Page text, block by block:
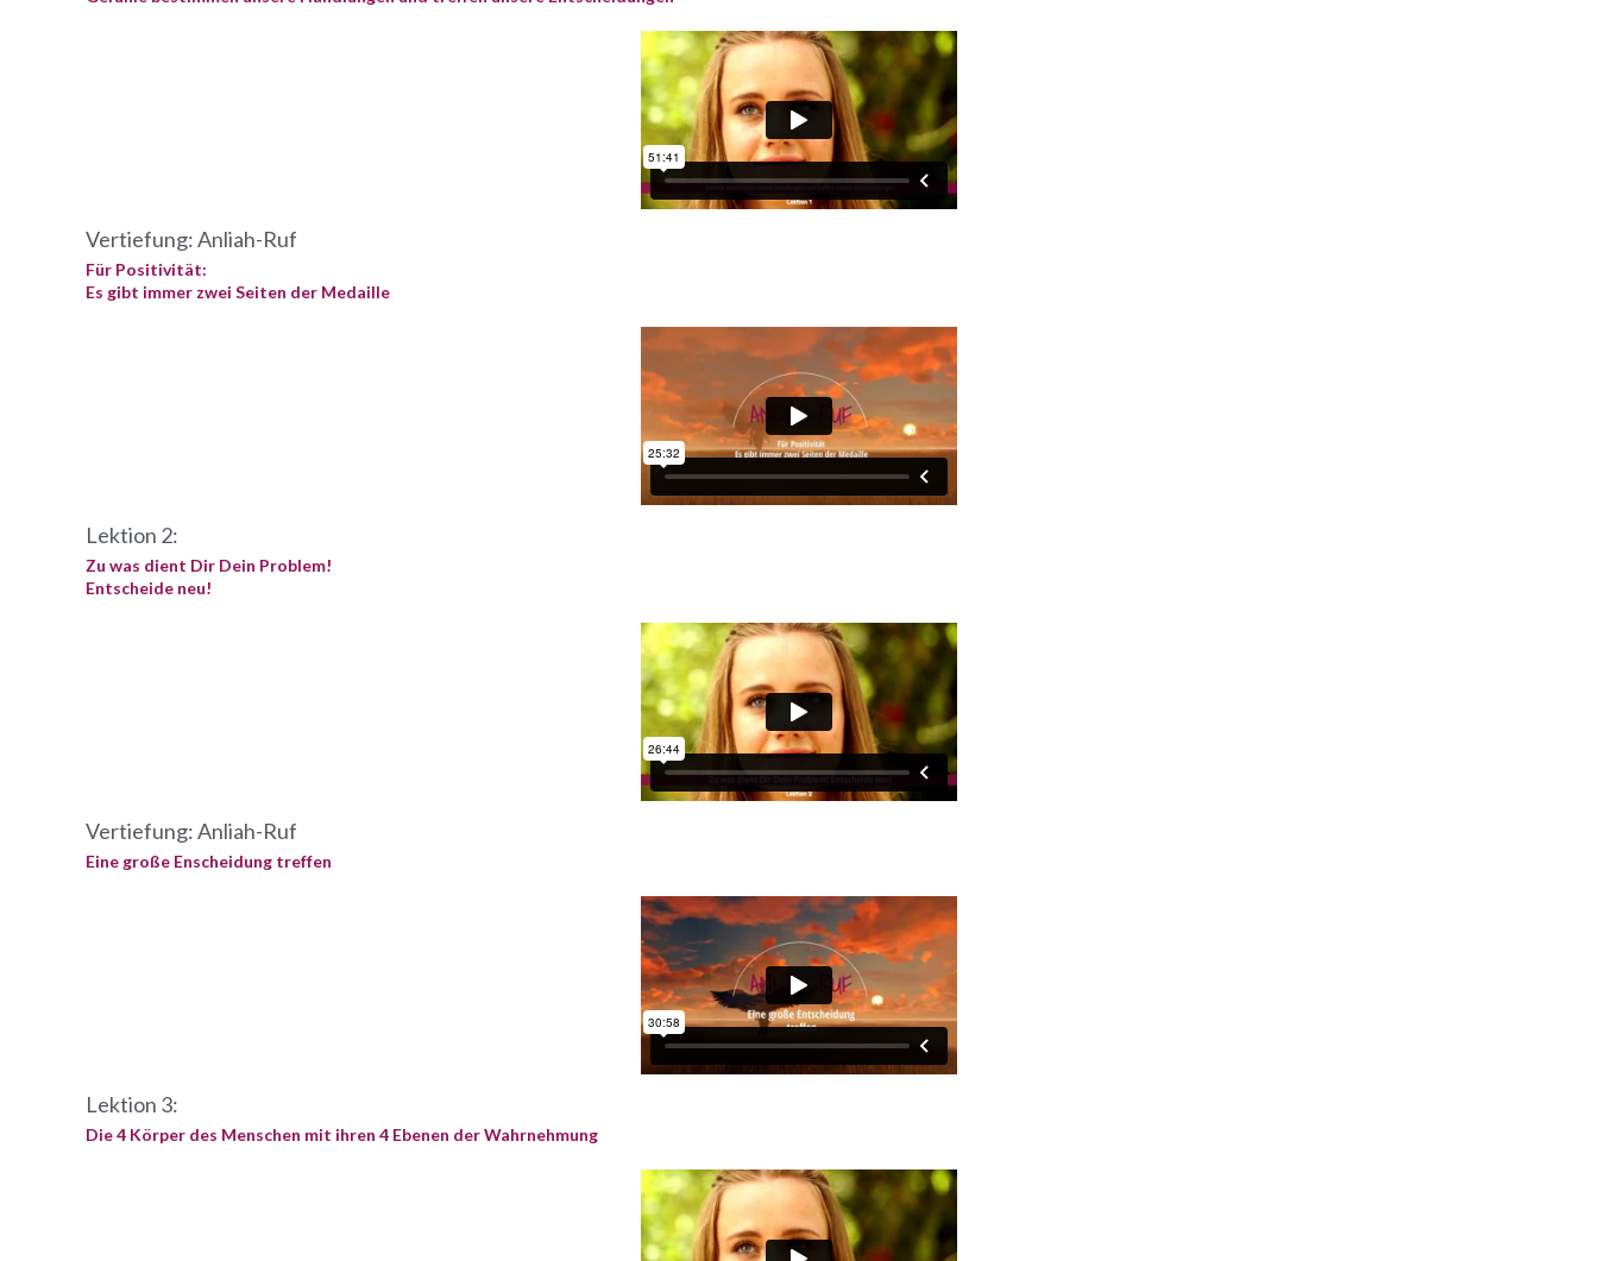
Vertiefung: Anliah-Ruf
Für Positivität:
Es gibt immer zwei Seiten der Medaille
Lektion 2:
Zu was dient Dir Dein Problem!
Entscheide neu!
Vertiefung: Anliah-Ruf
Eine große Enscheidung treffen
Lektion 3:
Die 4 Körper des Menschen mit ihren 4 Ebenen der Wahrnehmung